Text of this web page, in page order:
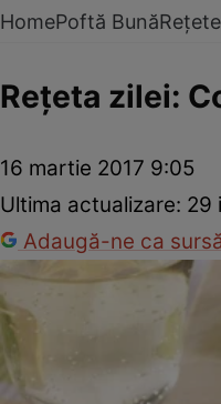
HomePoftă BunăRețete
Reţeta zilei:
16 martie 2017 9:05
Ultima actualizare: 29
Adaugă-ne ca